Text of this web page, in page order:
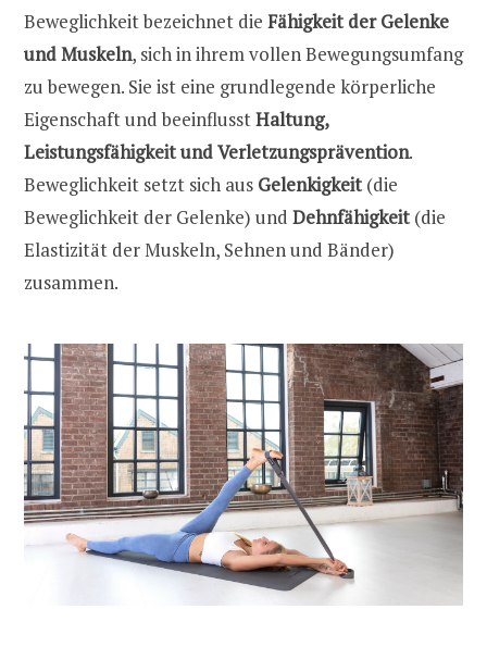
Beweglichkeit bezeichnet die Fähigkeit der Gelenke
und Muskeln, sich in ihrem vollen Bewegungsumfang
zu bewegen. Sie ist eine grundlegende körperliche
Eigenschaft und beeinflusstHaltung,
Leistungsfähigkeit und Verletzungsprävention.
Beweglichkeit setzt sich aus Gelenkigkeit(die
Beweglichkeit der Gelenke) und Dehnfähigkeit(die
Elastizität der Muskeln, Sehnen und Bänder)
zusammen.